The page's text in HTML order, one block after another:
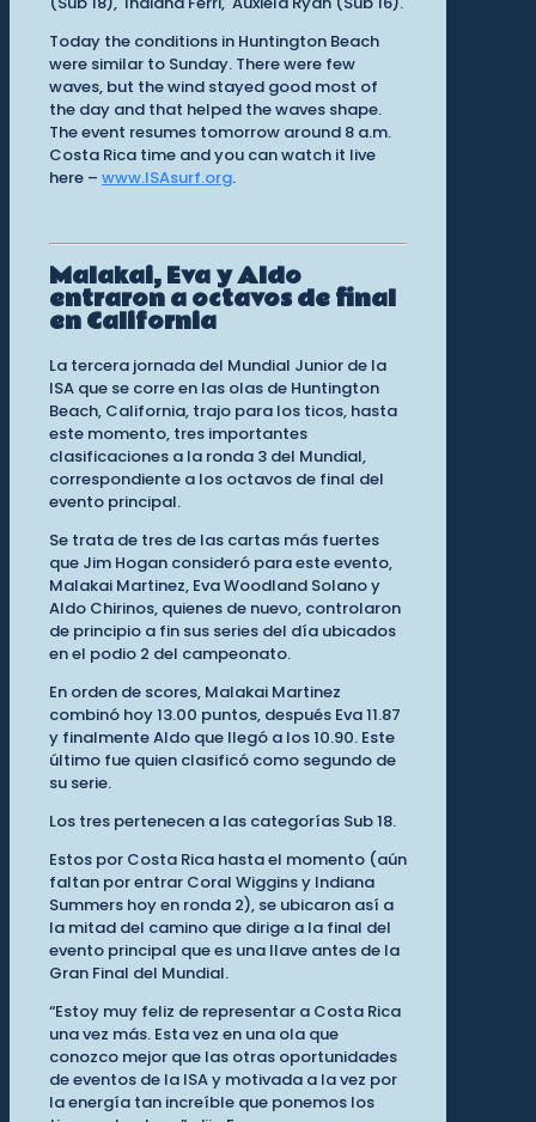
Today the conditions in Huntington Beach
were similar to Sunday. There were few
waves, but the wind stayed good most of
the day and that helped the waves shape.
The event resumes tomorrow around 8 a.m.
Costa Rica time and you can watch it live
here – www.ISAsurf.org.
Malakai, Eva y Aldo
entraron a octavos de final
en California
La tercera jornada del Mundial Junior de la
ISA que se corre en las olas de Huntington
Beach, California, trajo para los ticos, hasta
este momento, tres importantes
clasificaciones a la ronda 3 del Mundial,
correspondiente a los octavos de final del
evento principal.
Se trata de tres de las cartas más fuertes
que Jim Hogan consideró para este evento,
Malakai Martinez, Eva Woodland Solano y
Aldo Chirinos, quienes de nuevo, controlaron
de principio a fin sus series del día ubicados
en el podio 2 del campeonato.
En orden de scores, Malakai Martinez
combinó hoy 13.00 puntos, después Eva 11.87
y finalmente Aldo que llegó a los 10.90. Este
último fue quien clasificó como segundo de
su serie.
Los tres pertenecen a las categorías Sub 18.
Estos por Costa Rica hasta el momento (aún
faltan por entrar Coral Wiggins y Indiana
Summers hoy en ronda 2), se ubicaron así a
la mitad del camino que dirige a la final del
evento principal que es una llave antes de la
Gran Final del Mundial.
“Estoy muy feliz de representar a Costa Rica
una vez más. Esta vez en una ola que
conozco mejor que las otras oportunidades
de eventos de la ISA y motivada a la vez por
la energía tan increíble que ponemos los